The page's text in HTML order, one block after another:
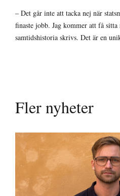
– Det går inte att tacka nej när
finaste jobb. Jag kommer att få
samtidshistoria skrivs. Det är en
Fler nyheter